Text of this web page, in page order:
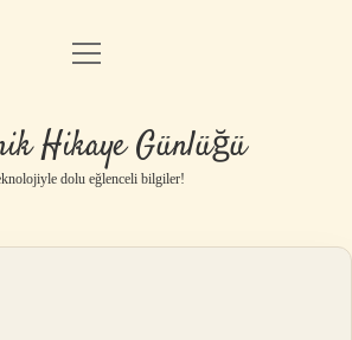
Anasayfa
Yasal Uyarı
menüyü
Hikaye Günlüğü
dolu eğlenceli bilgiler!